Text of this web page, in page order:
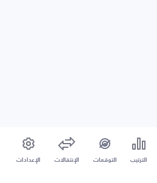
الترتيب التوقعات الإنتقالات الإعدادات